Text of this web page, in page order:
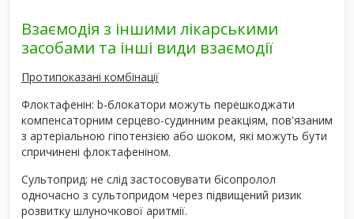
Взаємодія з іншими лікарськими
засобами та інші види взаємодії
Протипоказані комбінації
Флоктафенін: b-блокатори можуть перешкоджати
компенсаторним серцево-судинним реакціям, пов'язаним
з артеріальною гіпотензією або шоком, які можуть бути
спричинені флоктафеніном.
Сультоприд: не слід застосовувати бісопролол
одночасно з сультопридом через підвищений ризик
розвитку шлуночкової аритмії.